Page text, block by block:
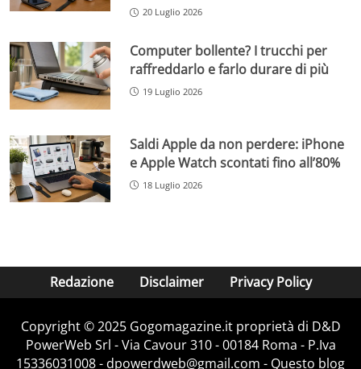
20 Luglio 2026
Computer bollente? I trucchi per
raffreddarlo e farlo durare di più
19 Luglio 2026
Saldi Apple da non perdere: iPhone
e Apple Watch scontati fino all’80%
18 Luglio 2026
Redazione Disclaimer Privacy Policy
Copyright © 2025 Gogomagazine.it proprietà di D&D
PowerWeb Srl - Via Cavour 310 - 00184 Roma - P.Iva
15336031008 - dpowerdweb@gmail.com - Questo blog